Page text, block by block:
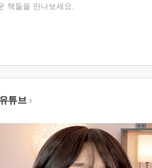
책들을 만나보세요.
튜브